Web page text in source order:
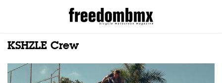
KSHZLE Crew